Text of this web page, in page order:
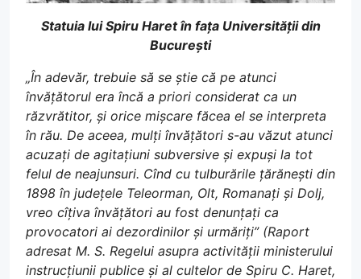
Statuia lui Spiru Haret în fața Universității din
București
„În adevăr, trebuie să se știe că pe atunci
învățătorul era încă a priori considerat ca un
răzvrătitor, și orice mișcare făcea el se interpreta
în rău. De aceea, mulți învățători s-au văzut atunci
acuzați de agitațiuni subversive și expuși la tot
felul de neajunsuri. Cînd cu tulburările țărănești din
1898 în județele Teleorman, Olt, Romanați și Dolj,
vreo cîțiva învățători au fost denunțați ca
provocatori ai dezordinilor și urmăriți” (Raport
adresat M. S. Regelui asupra activității ministerului
instrucțiunii publice și al cultelor de Spiru C. Haret,